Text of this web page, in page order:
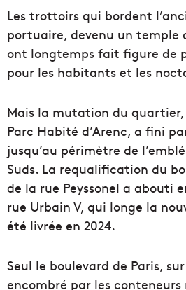
Les trottoirs qui bordent
portuaire, devenu un temple
ont longtemps fait figure de
pour les habitants et les
Mais la mutation du
Parc Habité d’Arenc, a fini
jusqu’au périmètre de
Suds. La requalification du
de la rue Peyssonel a abouti
rue Urbain V, qui longe la
été livrée en 2024.
Seul le boulevard de Paris,
encombré par les